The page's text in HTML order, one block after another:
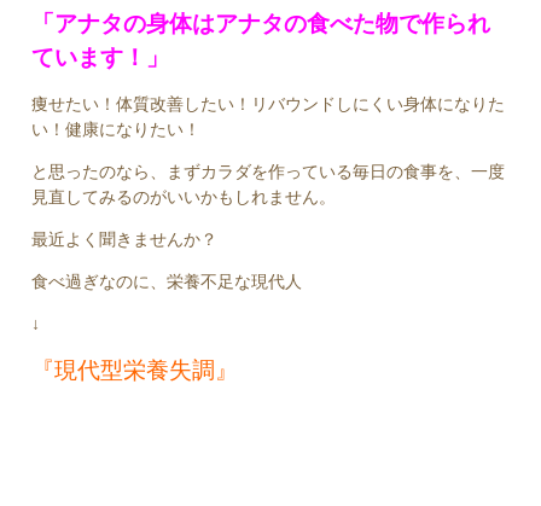
「アナタの身体はアナタの食べた物で作られ
ています！」
痩せたい！体質改善したい！リバウンドしにくい身体になりた
い！健康になりたい！
と思ったのなら、まずカラダを作っている毎日の食事を、一度
見直してみるのがいいかもしれません。
最近よく聞きませんか？
食べ過ぎなのに、栄養不足な現代人
↓
『現代型栄養失調』